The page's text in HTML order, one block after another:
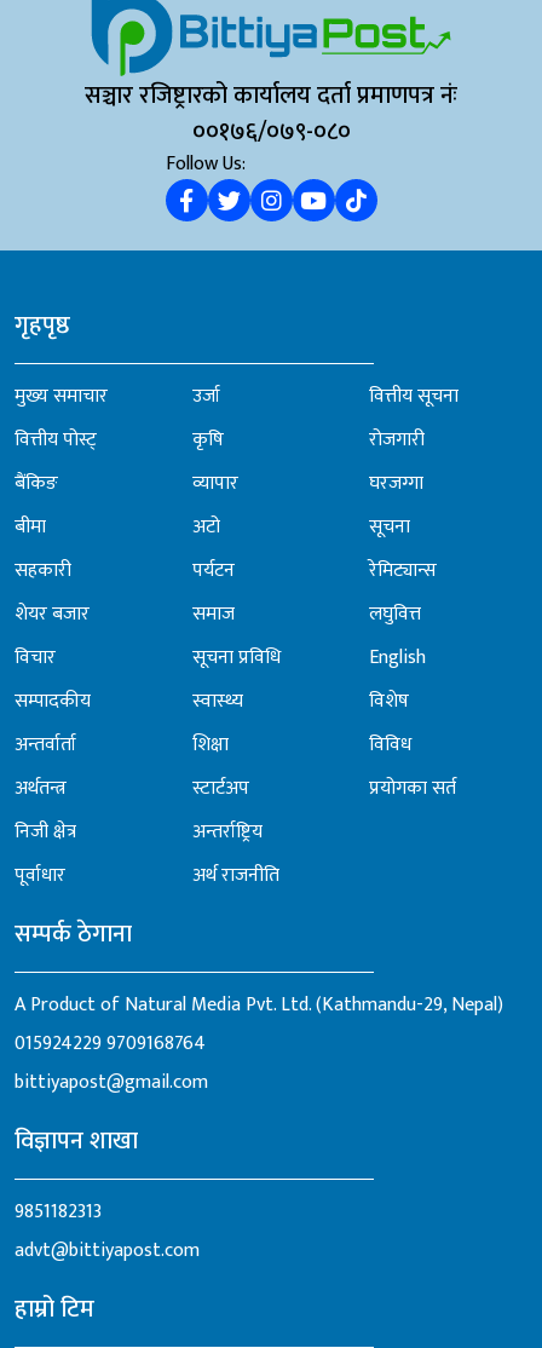
सञ्चार रजिष्ट्रारको कार्यालय दर्ता प्रमाणपत्र नंः
००१७६/०७९-०८०
Follow Us:
गृहपृष्ठ
मुख्य समाचार
वित्तीय पोस्ट्
बैंकिङ
बीमा
सहकारी
शेयर बजार
विचार
सम्पादकीय
अन्तर्वार्ता
अर्थतन्त्र
निजी क्षेत्र
पूर्वाधार
उर्जा
कृषि
व्यापार
अटो
पर्यटन
समाज
सूचना प्रविधि
स्वास्थ्य
शिक्षा
स्टार्टअप
अन्तर्राष्ट्रिय
अर्थ राजनीति
वित्तीय सूचना
रोजगारी
घरजग्गा
सूचना
रेमिट्यान्स
लघुवित्त
English
विशेष
विविध
प्रयोगका सर्त
सम्पर्क ठेगाना
A Product of Natural Media Pvt. Ltd. (Kathmandu-29, Nepal)
0159242299709168764
bittiyapost@gmail.com
विज्ञापन शाखा
9851182313
advt@bittiyapost.com
हाम्रो टिम